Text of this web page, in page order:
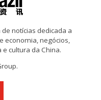
notícias dedicada a
economia, negócios,
cultura da China.